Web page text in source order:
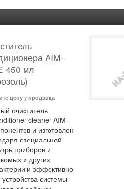
AIM-
450 мл
цену у продавца
очиститель
cleaner AIM-
и изготовлен
специальной
приборов и
и других
и эффективно
системы